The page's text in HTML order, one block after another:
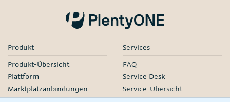
Produkt
Produkt-Übersicht
Plattform
Marktplatzanbindungen
Services
FAQ
Service Desk
Service-Übersicht